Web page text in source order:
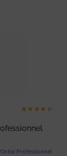
Professionnel